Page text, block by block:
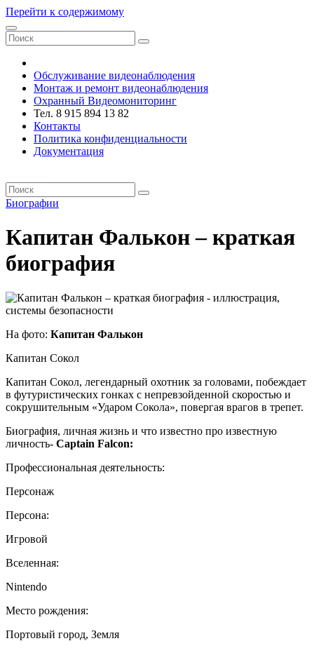
Перейти к содержимому
Обслуживание видеонаблюдения
Монтаж и ремонт видеонаблюдения
Охранный Видеомониторинг
Тел. 8 915 894 13 82
Контакты
Политика конфиденциальности
Документация
Биографии
Капитан Фалькон – краткая
биография
На фото: Капитан Фалькон
Капитан Сокол
Капитан Сокол, легендарный охотник за головами, побеждает
в футуристических гонках с непревзойденной скоростью и
сокрушительным «Ударом Сокола», повергая врагов в трепет.
Биография, личная жизнь и что известно про известную
личность- Captain Falcon:
Профессиональная деятельность:
Персонаж
Персона:
Игровой
Вселенная:
Nintendo
Место рождения:
Портовый город, Земля